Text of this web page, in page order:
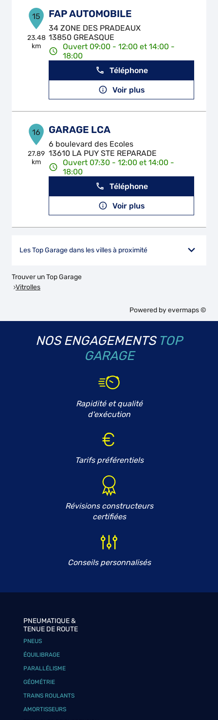
15
23.48
km
FAP AUTOMOBILE
34 ZONE DES PRADEAUX
13850 GREASQUE
Ouvert 09:00 - 12:00 et 14:00 -
18:00
Téléphone
Voir plus
16
27.89
km
GARAGE LCA
6 boulevard des Ecoles
13610 LA PUY STE REPARADE
Ouvert 07:30 - 12:00 et 14:00 -
18:00
Téléphone
Voir plus
Les Top Garage dans les villes à proximité
Trouver un Top Garage
Vitrolles
Powered byevermaps ©
NOS ENGAGEMENTS TOP
GARAGE
Rapidité et qualité
d'exécution
Tarifs préférentiels
Révisions constructeurs
certifiées
Conseils personnalisés
PNEUMATIQUE &
TENUE DE ROUTE
PNEUS
ÉQUILIBRAGE
PARALLÉLISME
GÉOMÉTRIE
TRAINS ROULANTS
AMORTISSEURS